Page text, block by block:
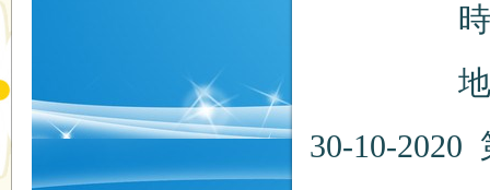
時間：
地點
30-10-